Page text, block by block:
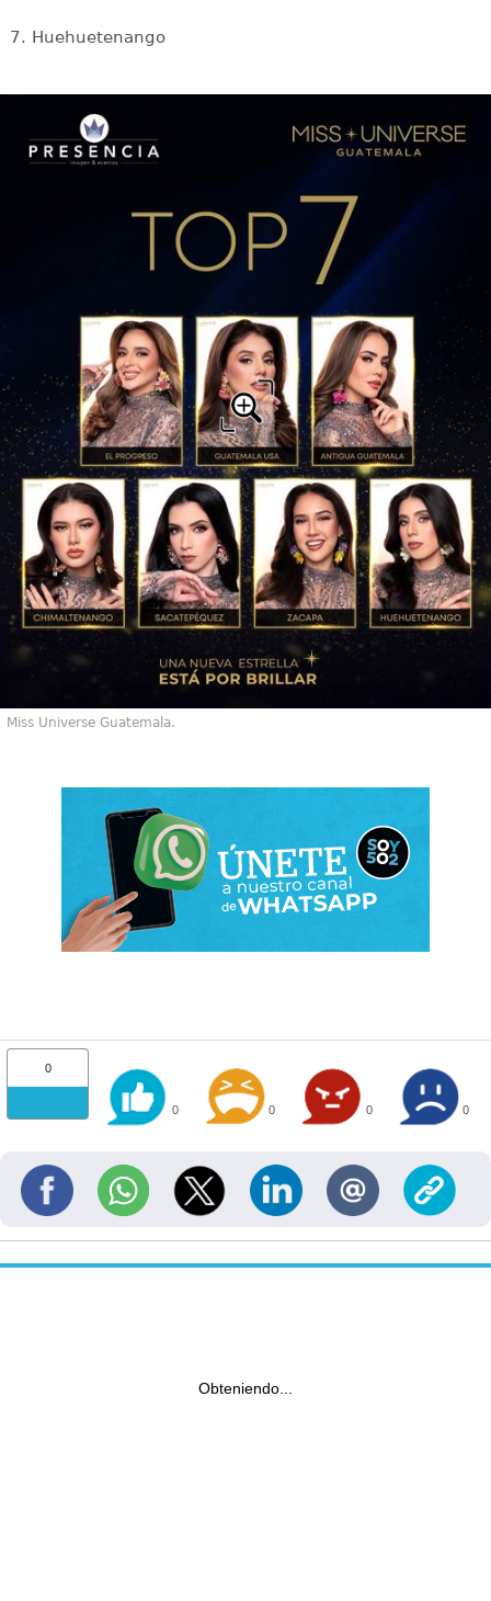
7. Huehuetenango
Miss Universe Guatemala.
0
0 0 0 0
Obteniendo...